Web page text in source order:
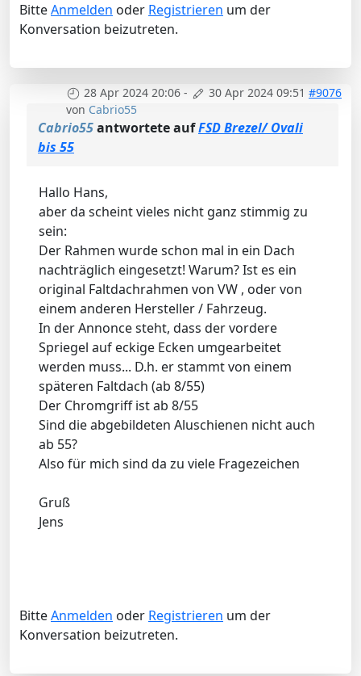
BitteAnmelden oder Registrieren um der
Konversation beizutreten.
28 Apr 2024 20:06 - 30 Apr 2024 09:51 #9076
von Cabrio55
Cabrio55antwortete aufFSD Brezel/ Ovali
bis 55
Hallo Hans,
aber da scheint vieles nicht ganz stimmig zu
sein:
Der Rahmen wurde schon mal in ein Dach
nachträglich eingesetzt! Warum? Ist es ein
original Faltdachrahmen von VW , oder von
einem anderen Hersteller / Fahrzeug.
In der Annonce steht, dass der vordere
Spriegel auf eckige Ecken umgearbeitet
werden muss... D.h. er stammt von einem
späteren Faltdach (ab 8/55)
Der Chromgriff ist ab 8/55
Sind die abgebildeten Aluschienen nicht auch
ab 55?
Also für mich sind da zu viele Fragezeichen
Gruß
Jens
BitteAnmelden oder Registrieren um der
Konversation beizutreten.